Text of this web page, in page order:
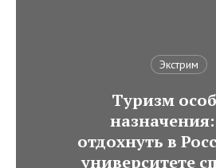
Экстрим
Туризм
отдохнуть в
университете